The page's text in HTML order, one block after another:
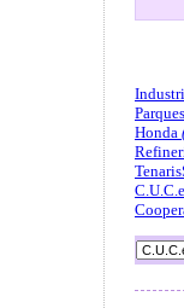
Honda